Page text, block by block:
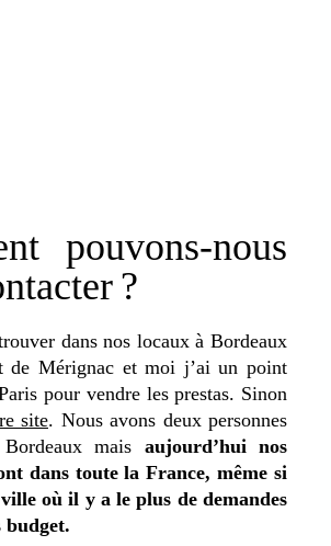
pouvons-nous
?
dans nos locaux à Bordeaux
de Mérignac et moi j’ai un point
pour vendre les prestas. Sinon
site. Nous avons deux personnes
mais aujourd’hui nos
dans toute la France, même si
où il y a le plus de demandes
budget.